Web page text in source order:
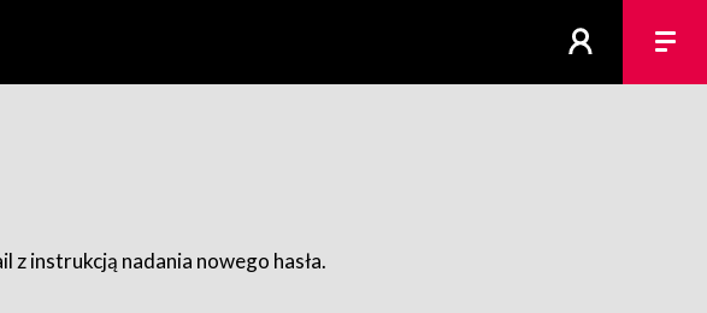
z instrukcją nadania nowego hasła.